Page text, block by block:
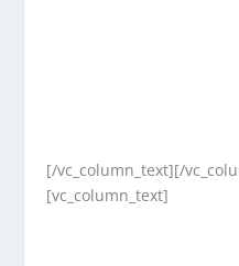
[/vc_column_text][/
[vc_column_text]